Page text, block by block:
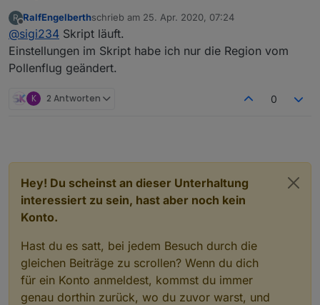
Skript ok, alles Richtig eingestellt?
R
Offline
RalfEngelberthschrieb am 25. Apr. 2020, 07:24
zuletzt editiert von
@sigi234 Skript läuft.
Einstellungen im Skript habe ich nur die Region vom
Pollenflug geändert.
K 2 Antworten 0
Hey! Du scheinst an dieser Unterhaltung
interessiert zu sein, hast aber noch kein
Konto.
Hast du es satt, bei jedem Besuch durch die
gleichen Beiträge zu scrollen? Wenn du dich
für ein Konto anmeldest, kommst du immer
genau dorthin zurück, wo du zuvor warst, und